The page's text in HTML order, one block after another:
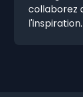
collaborez
l'inspiration.